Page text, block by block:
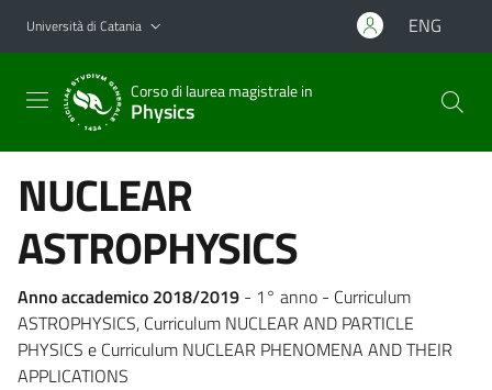
Vai al contenuto principale
Vai al menu di navigazione
Università di Catania ENG
Corso di laurea magistrale in
Physics
NUCLEAR
ASTROPHYSICS
Anno accademico 2018/2019 - 1° anno - Curriculum
ASTROPHYSICS, Curriculum NUCLEAR AND PARTICLE
PHYSICS e Curriculum NUCLEAR PHENOMENA AND THEIR
APPLICATIONS